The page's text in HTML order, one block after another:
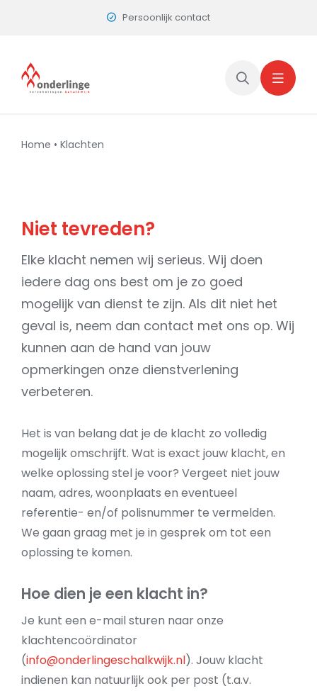
Persoonlijk contact
Home • Klachten
Niet tevreden?
Elke klacht nemen wij serieus. Wij doen
iedere dag ons best om je zo goed
mogelijk van dienst te zijn. Als dit niet het
geval is, neem dan contact met ons op. Wij
kunnen aan de hand van jouw
opmerkingen onze dienstverlening
verbeteren.
Het is van belang dat je de klacht zo volledig
mogelijk omschrijft. Wat is exact jouw klacht, en
welke oplossing stel je voor? Vergeet niet jouw
naam, adres, woonplaats en eventueel
referentie- en/of polisnummer te vermelden.
We gaan graag met je in gesprek om tot een
oplossing te komen.
Hoe dien je een klacht in?
Je kunt een e-mail sturen naar onze
klachtencoördinator
(info@onderlingeschalkwijk.nl). Jouw klacht
indienen kan natuurlijk ook per post (t.a.v.